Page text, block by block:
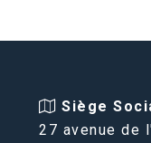
Siège
27 avenue de